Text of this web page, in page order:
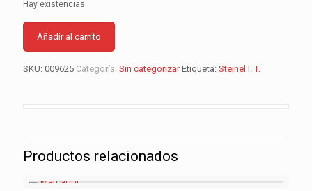
Hay existencias
Añadir al carrito
SKU: 009625 Categoría: Sin categorizar Etiqueta: Steinel I. T.
Productos relacionados